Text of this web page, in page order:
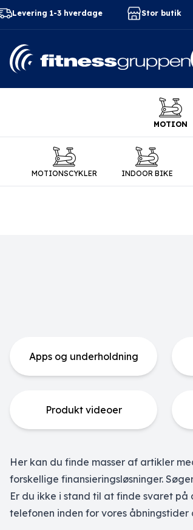
Levering 1-3 hverdage Stor butik
MOTION
MOTIONSCYKLER INDOOR BIKE
Apps og underholdning
Produkt videoer
Her kan du finde masser af artikler
forskellige finansieringsløsninger.
Er du ikke i stand til at finde svaret
telefonen inden for vores